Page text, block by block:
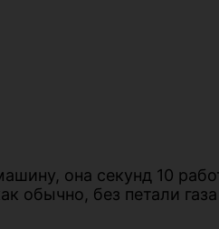
она секунд 10
обычно, без петали